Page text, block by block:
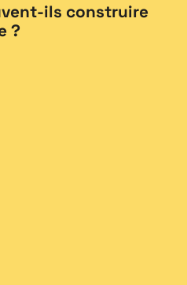
ils construire
?